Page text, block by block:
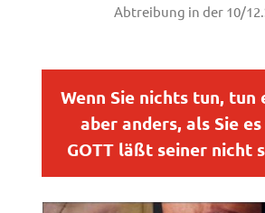
Abtreibung in der 10/
Wenn Sie nichts tun, tun
aber anders, als Sie
GOTT läßt seiner nicht